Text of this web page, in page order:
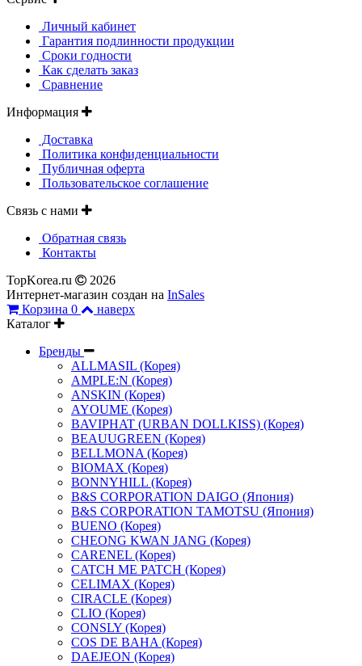
Личный кабинет
Гарантия подлинности продукции
Сроки годности
Как сделать заказ
Сравнение
Информация
Доставка
Политика конфиденциальности
Публичная оферта
Пользовательское соглашение
Связь с нами
Обратная связь
Контакты
TopKorea.ru
2026
Интернет-магазин создан на InSales
Корзина 0
наверх
Каталог
Бренды
ALLMASIL (Корея)
AMPLE:N (Корея)
ANSKIN (Корея)
AYOUME (Корея)
BAVIPHAT (URBAN DOLLKISS) (Корея)
BEAUUGREEN (Корея)
BELLMONA (Корея)
BIOMAX (Корея)
BONNYHILL (Корея)
B&S CORPORATION DAIGO (Япония)
B&S CORPORATION TAMOTSU (Япония)
BUENO (Корея)
CHEONG KWAN JANG (Корея)
CARENEL (Корея)
CATCH ME PATCH (Корея)
CELIMAX (Корея)
CIRACLE (Корея)
CLIO (Корея)
CONSLY (Корея)
COS DE BAHA (Корея)
DAEJEON (Корея)